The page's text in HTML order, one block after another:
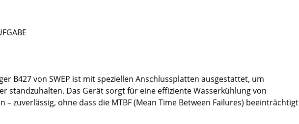
B427 von SWEP ist mit speziellen Anschlussplatten ausgestattet, um
standzuhalten. Das Gerät sorgt für eine effiziente Wasserkühlung von
zuverlässig, ohne dass die MTBF (Mean Time Between Failures) beeinträchtigt